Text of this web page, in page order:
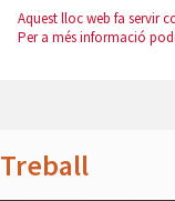
Aquest lloc web fa servir
Per a més informació
Treball